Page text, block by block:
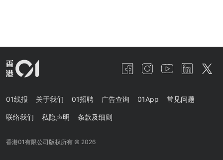
01线报 关于我们 01招聘 广告查询 01App 常见问题
联络我们 私隐声明 条款及细则
香港01有限公司版权所有 © 2026